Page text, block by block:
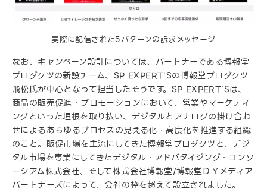
実際に配信された5パターンの訴求メッセージ
なお、キャンペーン設計については、パートナーである博報堂
プロダクツの新設チーム、SP EXPERT’Sの博報堂プロダクツ
飛松氏が中心となって担当したそうです。SP EXPERT’Sは、
商品の販売促進・プロモーションにおいて、営業やマーケティ
ングといった垣根を取り払い、デジタルとアナログの掛け合わ
せによるあらゆるプロセスの見える化・高度化を推進する組織
のこと。販促市場を主流にしてきた博報堂プロダクツと、デジ
タル市場を専業にしてきたデジタル・アドバタイジング・コンソ
ーシアム株式会社、そして株式会社博報堂/博報堂ＤＹメディア
パートナーズによって、会社の枠を超えて設立されました。